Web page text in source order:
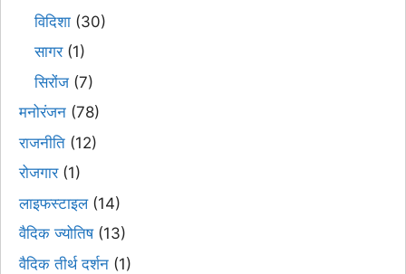
विदिशा (30)
सागर(1)
सिरोंज (7)
मनोरंजन (78)
राजनीति (12)
रोजगार(1)
लाइफस्टाइल(14)
वैदिक ज्योतिष(13)
वैदिक तीर्थ दर्शन (1)